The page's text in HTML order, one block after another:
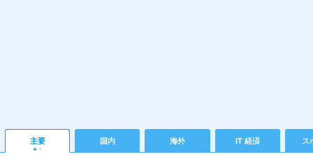
主要 国内 海外 IT 経済 ス